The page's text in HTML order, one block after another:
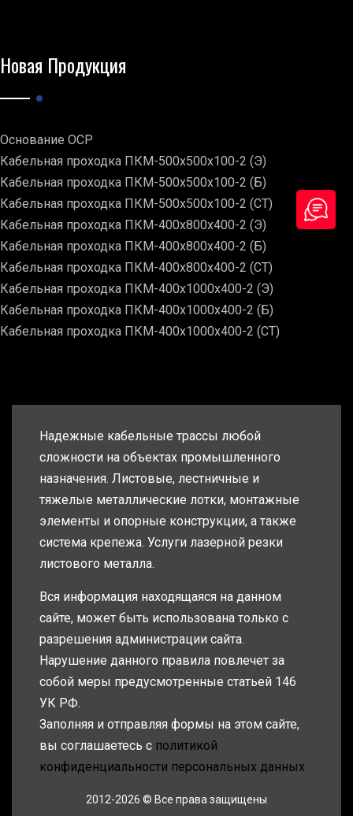
Новая Продукция
Основание ОСР
Кабельная проходка ПКМ-500х500х100-2 (Э)
Кабельная проходка ПКМ-500х500х100-2 (Б)
Кабельная проходка ПКМ-500х500х100-2 (СТ)
Кабельная проходка ПКМ-400х800х400-2 (Э)
Кабельная проходка ПКМ-400х800х400-2 (Б)
Кабельная проходка ПКМ-400х800х400-2 (СТ)
Кабельная проходка ПКМ-400х1000х400-2 (Э)
Кабельная проходка ПКМ-400х1000х400-2 (Б)
Кабельная проходка ПКМ-400х1000х400-2 (СТ)
Надежные кабельные трассы любой
сложности на объектах промышленного
назначения. Листовые, лестничные и
тяжелые металлические лотки, монтажные
элементы и опорные конструкции, а также
система крепежа. Услуги лазерной резки
листового металла.
Вся информация находящаяся на данном
сайте, может быть использована только с
разрешения администрации сайта.
Нарушение данного правила повлечет за
собой меры предусмотренные статьей 146
УК РФ.
Заполняя и отправляя формы на этом сайте,
вы соглашаетесь с политикой
конфиденциальности персональных данных
2012-2026 © Все права защищены